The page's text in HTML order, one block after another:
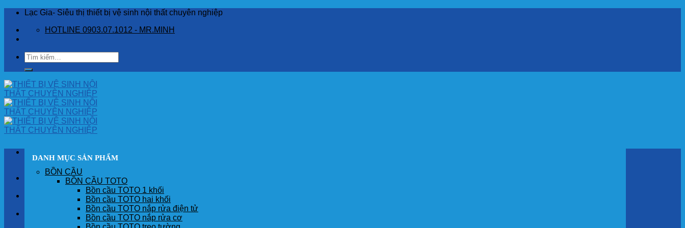
Skip
content
Lạc Gia- Siêu thị thiết bị vệ sinh nội thất chuyên nghiệp
HOTLINE 0903.07.1012 - MR.MINH
Tìm
kiếm:
TRANG CHỦ
DANH MỤC SẢN PHẨM
BỒN CẦU
BỒN CẦU TOTO
Bồn cầu TOTO 1 khối
Bồn cầu TOTO hai khối
Bồn cầu TOTO nắp rửa điện tử
Bồn cầu TOTO nắp rửa cơ